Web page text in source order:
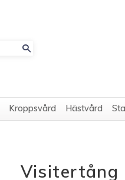
Kroppsvård Hästvård
Visitertång